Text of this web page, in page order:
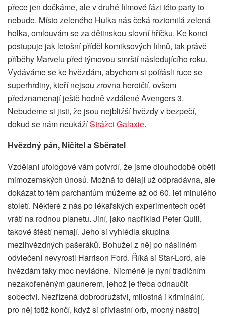
přece jen dočkáme, ale v druhé filmové fázi této party to
nebude. Místo zeleného Hulka nás čeká roztomilá zelená
holka, omlouvám se za dětinskou slovní hříčku. Ke konci
postupuje jak letošní příděl komiksových filmů, tak právě
příběhy Marvelu před týmovou smrští následujícího roku.
Vydáváme se ke hvězdám, abychom si potřásli ruce se
superhrdiny, kteří nejsou zrovna heroičtí, ovšem
předznamenají ještě hodně vzdálené Avengers 3.
Nebudeme si jisti, že jsou nejbližší hvězdy v bezpečí,
dokud se nám neukážíStrážci Galaxie.
Hvězdný pán, Ničitel a Sběratel
Vzdělaní ufologové vám potvrdí, že jsme dlouhodobě obětí
mimozemských únosů. Možná to dělají už odpradávna, ale
dokázat to těm parchantům můžeme až od 60. let minulého
století. Některé z nás po lékařských experimentech opět
vrátí na rodnou planetu. Jiní, jako například Peter Quill,
takové štěstí nemají. Jeho si vyhlédla skupina
mezihvězdných pašeráků. Bohužel z něj po násilném
odvlečení nevyrostl Harrison Ford. Říká si Star-Lord, ale
hvězdám taky moc nevládne. Nicméně je nyní tradičním
nezakořeněným gaunerem, jehož je třeba odnaučit
sobectví. Nezřízená dobrodružství, milostná i kriminální,
pro něj totiž končí, když si přivlastní orb, mocný nástroj